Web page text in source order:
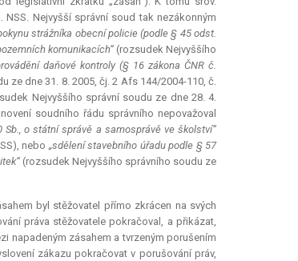
Nejvyšší správní soud tak nezákonným
strážníka obecní policie (podle § 45 odst.
komunikacích“ (rozsudek Nejvyššího
daňové kontroly (§ 16 zákona ČNR č.
ze dne 31. 8. 2005, čj. 2 Afs 144/2004-110, č.
Nejvyššího správní soudu ze dne 28. 4.
soudního řádu správního nepovažoval
o státní správě a samosprávě ve školství“
nebo „sdělení stavebního úřadu podle § 57
(rozsudek Nejvyššího správního soudu ze
byl stěžovatel přímo zkrácen na svých
práva stěžovatele pokračoval, a přikázat,
napadeným zásahem a tvrzeným porušením
zákazu pokračovat v porušování práv,